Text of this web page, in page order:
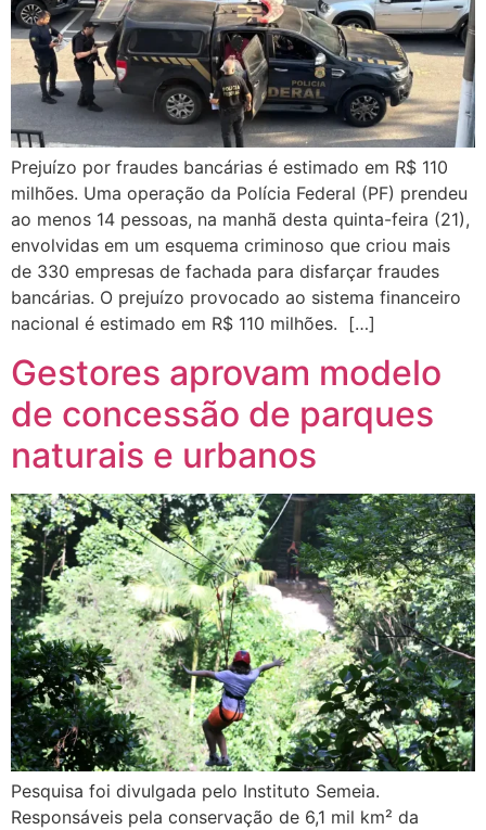
Prejuízo por fraudes bancárias é estimado em R$ 110
milhões. Uma operação da Polícia Federal (PF) prendeu
ao menos 14 pessoas, na manhã desta quinta-feira (21),
envolvidas em um esquema criminoso que criou mais
de 330 empresas de fachada para disfarçar fraudes
bancárias. O prejuízo provocado ao sistema financeiro
nacional é estimado em R$ 110 milhões. […]
Gestores aprovam modelo
de concessão de parques
naturais e urbanos
Pesquisa foi divulgada pelo Instituto Semeia.
Responsáveis pela conservação de 6,1 mil km² da